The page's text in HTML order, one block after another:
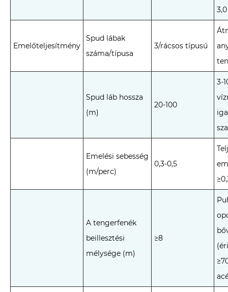
Emelőteljesítmény
Spud lábak
száma/típusa
3/rácsos típusú
Spud láb hossza
(m)
20-100
3-
Emelési sebesség
(m/perc)
0,3-0,5
A tengerfenék
beillesztési
mélysége (m)
≥8